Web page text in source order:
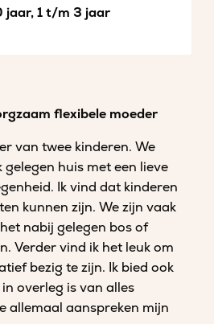
jaar, 1 t/m 3 jaar
flexibele moeder
van twee kinderen. We
gelegen huis met een lieve
Ik vind dat kinderen
kunnen zijn. We zijn vaak
nabij gelegen bos of
Verder vind ik het leuk om
bezig te zijn. Ik bied ook
overleg is van alles
allemaal aanspreken mijn